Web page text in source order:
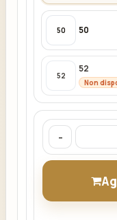
50 50
52
52
Non
-